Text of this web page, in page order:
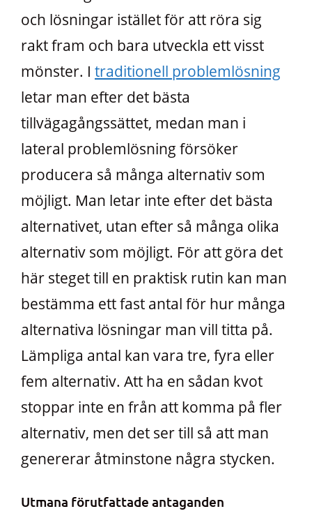
och lösningar istället för att röra sig
rakt fram och bara utveckla ett visst
mönster. I traditionell problemlösning
letar man efter det bästa
tillvägagångssättet, medan man i
lateral problemlösning försöker
producera så många alternativ som
möjligt. Man letar inte efter det bästa
alternativet, utan efter så många olika
alternativ som möjligt. För att göra det
här steget till en praktisk rutin kan man
bestämma ett fast antal för hur många
alternativa lösningar man vill titta på.
Lämpliga antal kan vara tre, fyra eller
fem alternativ. Att ha en sådan kvot
stoppar inte en från att komma på fler
alternativ, men det ser till så att man
genererar åtminstone några stycken.
Utmana förutfattade antaganden